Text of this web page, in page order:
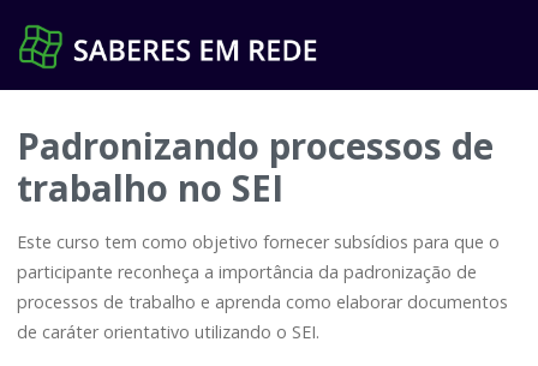
para
Padronizando processos de
trabalho no SEI
Este curso tem como objetivo fornecer subsídios para que o
participante reconheça a importância da padronização de
processos de trabalho e aprenda como elaborar documentos
de caráter orientativo utilizando o SEI.